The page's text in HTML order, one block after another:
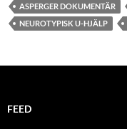
ASPERGER DOKUMENTÄR
NEUROTYPISK U-HJÄLP
FEED